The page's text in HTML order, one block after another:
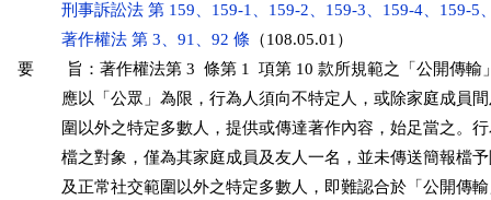
刑事訴訟法 第 159、159-1、159-2、159-3、159-4、159-5
著作權法 第 3、91、92 條 （108.05.01）
要　　旨：著作權法第 3  條第 1  項第 10 款所規範之「公開傳輸
應以「公眾」為限，行為人須向不特定人，或除家庭成員
圍以外之特定多數人，提供或傳達著作內容，始足當之。
檔之對象，僅為其家庭成員及友人一名，並未傳送簡報檔
及正常社交範圍以外之特定多數人，即難認合於「公開傳